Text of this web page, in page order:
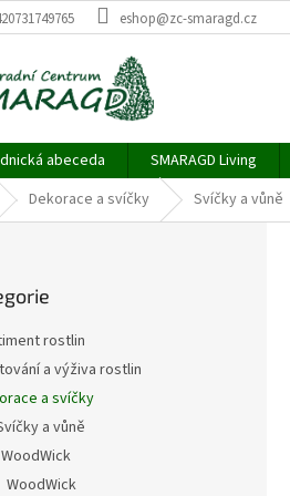
eshop@zc-smaragd.cz
abeceda SMARAGD Living
Dekorace a svíčky Svíčky a vůně
rostlin
a výživa rostlin
a svíčky
a vůně
WoodWick
WoodWick